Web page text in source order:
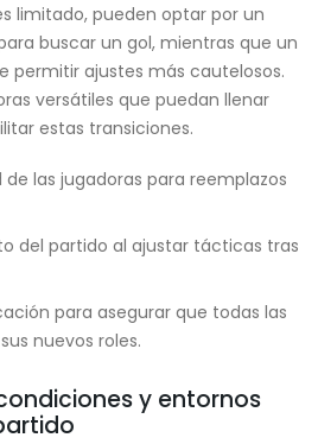
limitado, pueden optar por un
buscar un gol, mientras que un
permitir ajustes más cautelosos.
versátiles que puedan llenar
estas transiciones.
de las jugadoras para reemplazos
del partido al ajustar tácticas tras
para asegurar que todas las
nuevos roles.
y entornos